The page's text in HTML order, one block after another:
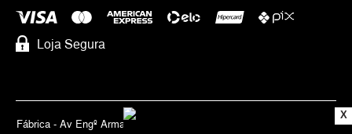
Loja Segura
Fábrica - Av Engº Armando de Arruda Pereira, 3888 - Jabaquara | Cep
X